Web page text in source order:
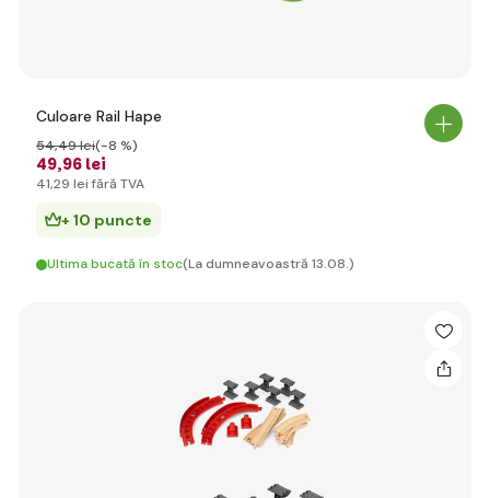
Culoare Rail Hape
49,96 lei
54,49 lei(-8 %)
41,29 lei fără TVA
+ 10 puncte
Ultima bucată în stoc(La dumneavoastră 13.08.)